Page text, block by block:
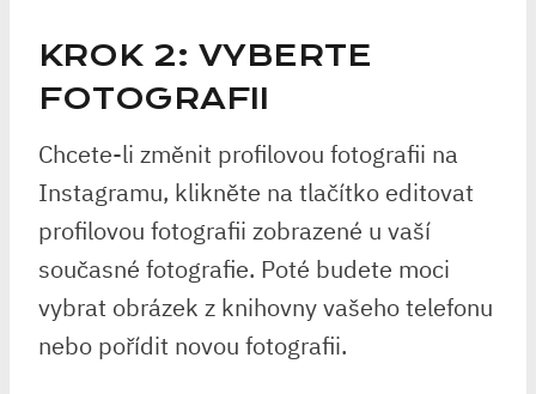
KROK 2: VYBERTE
FOTOGRAFII
Chcete-li změnit profilovou fotografii na
Instagramu, klikněte na tlačítko editovat
profilovou fotografii zobrazené u vaší
současné fotografie. Poté budete moci
vybrat obrázek z knihovny vašeho telefonu
nebo pořídit novou fotografii.